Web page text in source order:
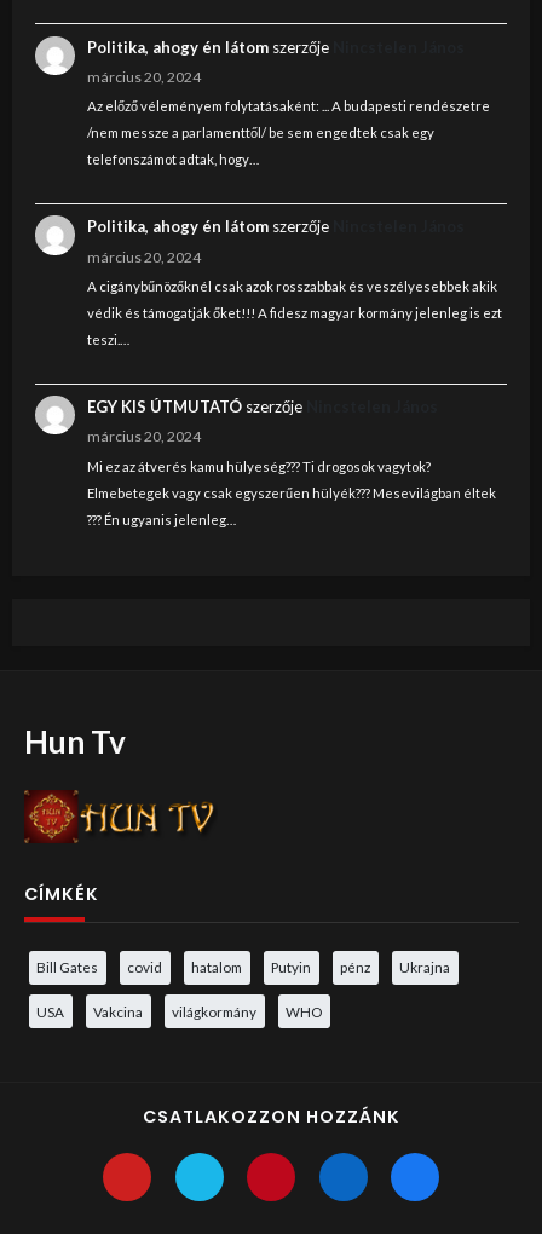
Politika, ahogy én látomszerzője
március 20, 2024
Az előző véleményem folytatásaként: ... A budapesti rendészetre
/nem messze a parlamenttől/ be sem engedtek csak egy
telefonszámot adtak, hogy…
Politika, ahogy én látomszerzője
március 20, 2024
A cigánybűnözőknél csak azok rosszabbak és veszélyesebbek akik
védik és támogatják őket!!! A fidesz magyar kormány jelenleg is ezt
teszi.…
EGY KIS ÚTMUTATÓszerzője
március 20, 2024
Mi ez az átverés kamu hülyeség??? Ti drogosok vagytok?
Elmebetegek vagy csak egyszerűen hülyék??? Mesevilágban éltek
??? Én ugyanis jelenleg…
Hun Tv
CÍMKÉK
Bill Gates covid hatalom Putyin pénz Ukrajna
USA Vakcina világkormány WHO
CSATLAKOZZON HOZZÁNK